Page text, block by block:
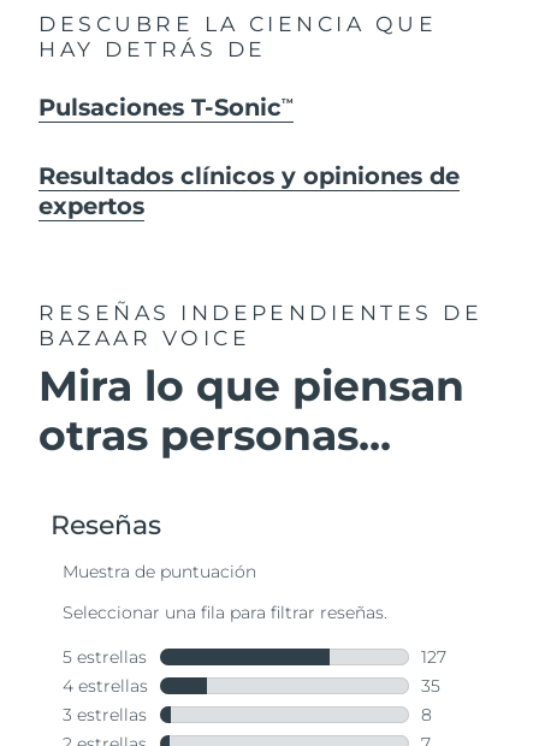
DESCUBRE LA CIENCIA QUE
HAY DETRÁS DE
Pulsaciones T-SonicTM
Resultados clínicos y opiniones de
expertos
RESEÑAS INDEPENDIENTES
DE
BAZAAR VOICE
Mira lo que piensan
otras personas...